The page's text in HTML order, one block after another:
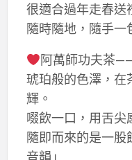
很適合過年走春送
隨時隨地，隨手一
阿萬師功夫茶
琥珀般的色澤，在
輝。
啜飲一口，用舌尖
隨即而來的是一
音韻」